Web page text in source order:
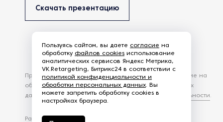
Скачать презентацию
Разработка сайта —
Продолжая использовать наш сайт, вы даете согласие на
обработку файлов Cookies и других пользовательских
данных, в соответствии сПолитикой конфиденциальности.
Пользуясь сайтом, вы даете согласие на
обработку файлов cookies использование
аналитических сервисов Яндекс Метрика,
VK.Retargeting, Битрикс24 в соответствии с
политикой конфиденциальности и
обработки персональных данных. Вы
можете запретить обработку cookies в
настройках браузера.